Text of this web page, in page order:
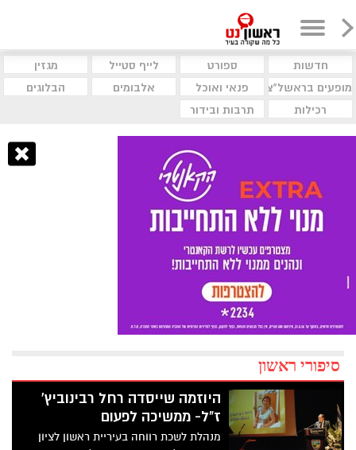
חדשות ספורט לייף סטייל
מגזין
מופעים בראשל"צ
פנאי ואוכל אלבומים
הבלוגים
רכילות
תרבות ובידור
סיפורי ראשון
היוזמה שייסדה רחל רבינוביץ'
ז"ל- ממשיכה לפעום
מנהלת לשכת רווחה בעיריית ראשון לציון